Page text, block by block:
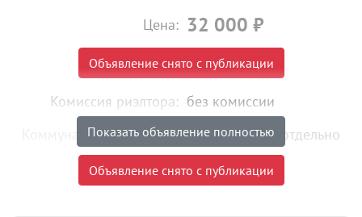
Цена: 32 000 ₽
Объявление снято с публикации
Комиссия риэлтора: без комиссии
Коммунальные платежи: оплачиваются отдельно
Тип сделки: «чистая» продажа
Показать объявление полностью
Объявление снято с публикации